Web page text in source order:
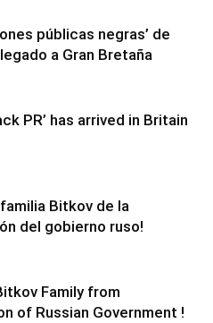
públicas negras’ de
a Gran Bretaña
PR’ has arrived in Britain
familia Bitkov de la
del gobierno ruso!
Family from
of Russian Government !